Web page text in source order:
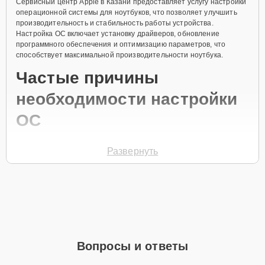
операционной системы для ноутбуков, что позволяет улучшить
производительность и стабильность работы устройства.
Настройка ОС включает установку драйверов, обновление
программного обеспечения и оптимизацию параметров, что
способствует максимальной производительности ноутбука.
Частые причины
необходимости настройки
ОС
Ошибки в работе операционной системы.
Конфликты между установленными
Развернуть
Вопросы и ответы